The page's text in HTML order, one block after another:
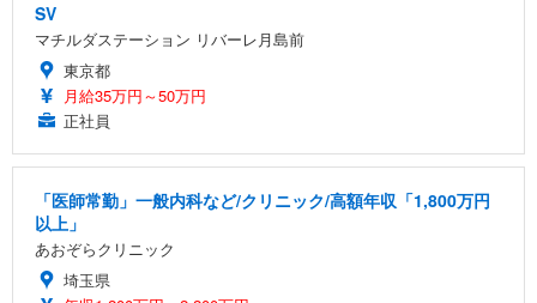
SV
マチルダステーション リバーレ月島前
東京都
月給35万円～50万円
正社員
「医師常勤」一般内科など/クリニック/高額年収「1,800万円
以上」
あおぞらクリニック
埼玉県